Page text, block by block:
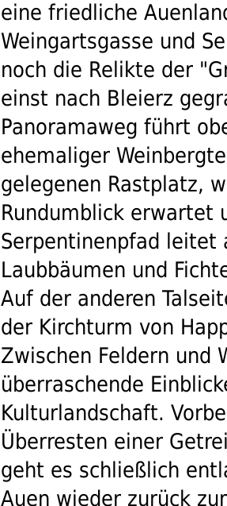
eine friedliche
Weingartsgasse und
noch die Relikte der
einst nach Bleierz
Panoramaweg führt
ehemaliger
gelegenen Rastplatz,
Rundumblick erwartet
Serpentinenpfad leitet
Laubbäumen und
Auf der anderen
der Kirchturm von
Zwischen Feldern und
überraschende
Kulturlandschaft.
Überresten einer
geht es schließlich
Auen wieder zurück